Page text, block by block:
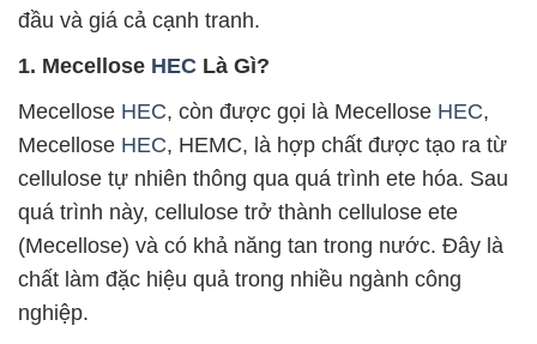
đầu và giá cả cạnh tranh.
1. Mecellose HEC Là Gì?
Mecellose HEC, còn được gọi là Mecellose HEC,
Mecellose HEC, HEMC, là hợp chất được tạo ra từ
cellulose tự nhiên thông qua quá trình ete hóa. Sau
quá trình này, cellulose trở thành cellulose ete
(Mecellose) và có khả năng tan trong nước. Đây là
chất làm đặc hiệu quả trong nhiều ngành công
nghiệp.